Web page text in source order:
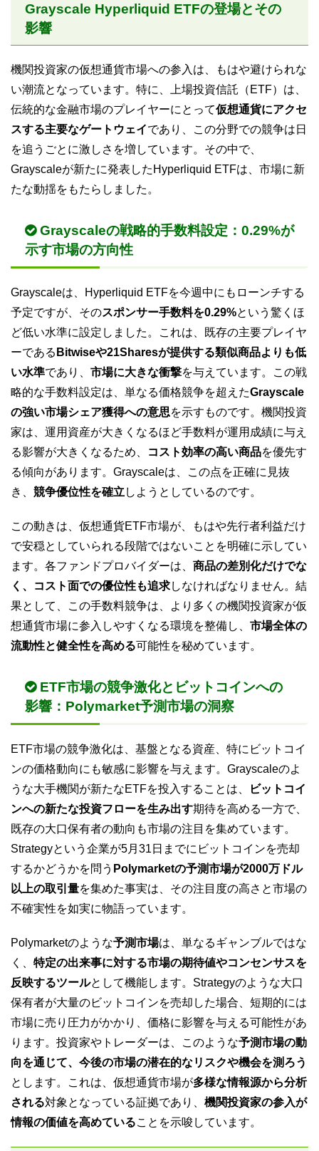
Grayscale Hyperliquid ETFの登場とその
影響
機関投資家の仮想通貨市場への参入は、もはや避けられな
い潮流となっています。特に、上場投資信託（ETF）は、
伝統的な金融市場のプレイヤーにとって仮想通貨にアクセ
スする主要なゲートウェイであり、この分野での競争は日
を追うごとに激しさを増しています。その中で、
Grayscaleが新たに発表したHyperliquid ETFは、市場に新
たな動揺をもたらしました。
Grayscaleの戦略的手数料設定：0.29%が
示す市場の方向性
Grayscaleは、Hyperliquid ETFを今週中にもローンチする
予定ですが、そのスポンサー手数料を0.29%という驚くほ
ど低い水準に設定しました。これは、既存の主要プレイヤ
ーである Bitwiseや21Sharesが提供する類似商品よりも低
い水準であり、 市場に大きな衝撃を与えています。この戦
略的な手数料設定は、単なる価格競争を超えたGrayscale
の強い市場シェア獲得への意思を示すものです。機関投資
家は、運用資産が大きくなるほど手数料が運用成績に与え
る影響が大きくなるため、
コスト効率の高い商品を優先す
る傾向があります。Grayscaleは、この点を正確に見抜
き、 競争優位性を確立 しようとしているのです。
この動きは、仮想通貨ETF市場が、もはや先行者利益だけ
で安穏としていられる段階ではないことを明確に示してい
ます。各ファンドプロバイダーは、 商品の差別化だけでな
く、コスト面での優位性も追求しなければなりません。結
果として、この手数料競争は、より多くの機関投資家が仮
想通貨市場に参入しやすくなる環境を整備し、 市場全体の
流動性と健全性を高める可能性を秘めています。
ETF市場の競争激化とビットコインへの
影響：Polymarket予測市場の洞察
ETF市場の競争激化は、基盤となる資産、特にビットコイ
ンの価格動向にも敏感に影響を与えます。Grayscaleのよ
うな大手機関が新たなETFを投入することは、
ビットコイ
ンへの新たな投資フローを生み出す期待を高める一方で、
既存の大口保有者の動向も市場の注目を集めています。
Strategyという企業が5月31日までにビットコインを売却
するかどうかを問う Polymarketの予測市場が2000万ドル
以上の取引量を集めた事実は、その注目度の高さと市場の
不確実性を如実に物語っています。
Polymarketのような予測市場は、単なるギャンブルではな
く、 特定の出来事に対する市場の期待値やコンセンサスを
反映するツールとして機能します。Strategyのような大口
保有者が大量のビットコインを売却した場合、短期的には
市場に売り圧力がかかり、価格に影響を与える可能性があ
ります。投資家やトレーダーは、このような予測市場の動
向を通じて、今後の市場の潜在的なリスクや機会を測ろう
とします。これは、仮想通貨市場が多様な情報源から分析
される対象となっている証拠であり、 機関投資家の参入が
情報の価値を高めていることを示唆しています。